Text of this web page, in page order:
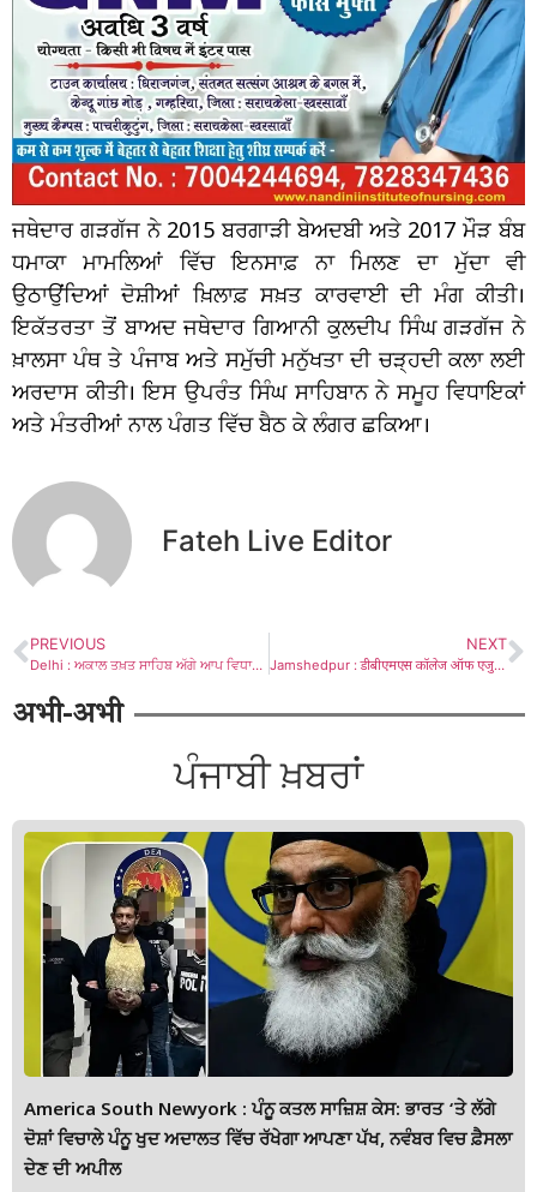
ਜਥੇਦਾਰ ਗੜਗੱਜ ਨੇ 2015 ਬਰਗਾੜੀ ਬੇਅਦਬੀ ਅਤੇ 2017 ਮੌੜ ਬੰਬ
ਧਮਾਕਾ ਮਾਮਲਿਆਂ ਵਿੱਚ ਇਨਸਾਫ਼ ਨਾ ਮਿਲਣ ਦਾ ਮੁੱਦਾ ਵੀ
ਉਠਾਉਂਦਿਆਂ ਦੋਸ਼ੀਆਂ ਖ਼ਿਲਾਫ਼ ਸਖ਼ਤ ਕਾਰਵਾਈ ਦੀ ਮੰਗ ਕੀਤੀ।
ਇਕੱਤਰਤਾ ਤੋਂ ਬਾਅਦ ਜਥੇਦਾਰ ਗਿਆਨੀ ਕੁਲਦੀਪ ਸਿੰਘ ਗੜਗੱਜ ਨੇ
ਖ਼ਾਲਸਾ ਪੰਥ ਤੇ ਪੰਜਾਬ ਅਤੇ ਸਮੁੱਚੀ ਮਨੁੱਖਤਾ ਦੀ ਚੜ੍ਹਦੀ ਕਲਾ ਲਈ
ਅਰਦਾਸ ਕੀਤੀ। ਇਸ ਉਪਰੰਤ ਸਿੰਘ ਸਾਹਿਬਾਨ ਨੇ ਸਮੂਹ ਵਿਧਾਇਕਾਂ
ਅਤੇ ਮੰਤਰੀਆਂ ਨਾਲ ਪੰਗਤ ਵਿੱਚ ਬੈਠ ਕੇ ਲੰਗਰ ਛਕਿਆ।
Fateh Live Editor
PREVIOUS
Delhi : ਅਕਾਲ ਤਖ਼ਤ ਸਾਹਿਬ ਅੱਗੇ ਆਪ ਵਿਧਾਇਕਾਂ ਦੀ ਪੇਸ਼ੀ ਨੇ ਭਗਵੰਤ ਮਾਨ-ਕੇਜਰੀਵਾਲ ਦੇ ਬੇਅਦਬੀ ਕਾਨੂੰਨ ਦੀ ਖੋਲ੍ਹੀ ਪੋਲ: ਸਰਨਾ
NEXT
Jamshedpur : डीबीएमएस कॉलेज ऑफ एजुकेशन में भावनाओं से सराबोर रहा भव्य विदाई समारोह
अभी-अभी
ਪੰਜਾਬੀ ਖ਼ਬਰਾਂ
America South Newyork : ਪੰਨੂ ਕਤਲ ਸਾਜ਼ਿਸ਼ ਕੇਸ: ਭਾਰਤ ‘ਤੇ ਲੱਗੇ
ਦੋਸ਼ਾਂ ਵਿਚਾਲੇ ਪੰਨੂ ਖੁਦ ਅਦਾਲਤ ਵਿੱਚ ਰੱਖੇਗਾ ਆਪਣਾ ਪੱਖ, ਨਵੰਬਰ ਵਿਚ ਫ਼ੈਸਲਾ
ਦੇਣ ਦੀ ਅਪੀਲ